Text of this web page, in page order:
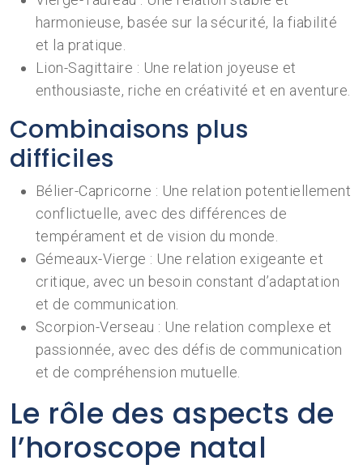
harmonieuse, basée sur la sécurité, la fiabilité
et la pratique.
Lion-Sagittaire : Une relation joyeuse et
enthousiaste, riche en créativité et en aventure.
Combinaisons plus
difficiles
Bélier-Capricorne : Une relation potentiellement
conflictuelle, avec des différences de
tempérament et de vision du monde.
Gémeaux-Vierge : Une relation exigeante et
critique, avec un besoin constant d’adaptation
et de communication.
Scorpion-Verseau : Une relation complexe et
passionnée, avec des défis de communication
et de compréhension mutuelle.
Le rôle des aspects de
l’horoscope natal